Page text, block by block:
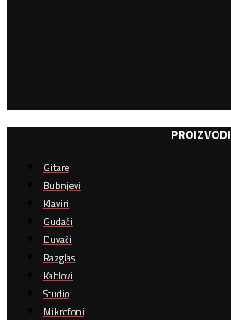
PROIZVODI
Gitare
Bubnjevi
Klaviri
Gudači
Duvači
Razglas
Kablovi
Studio
Mikrofoni